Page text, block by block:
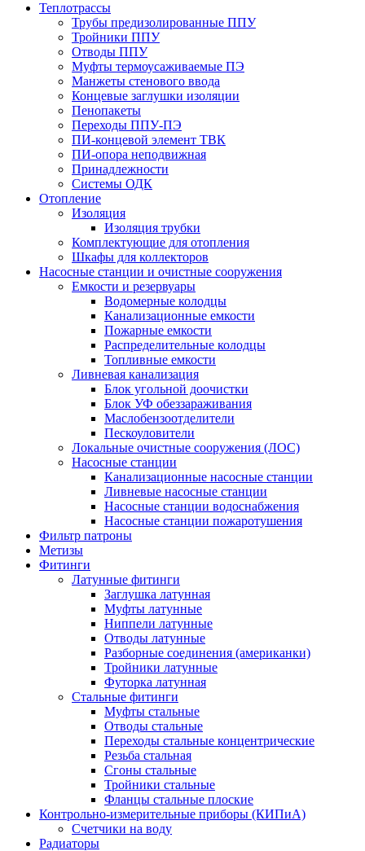
Теплотрассы
Трубы предизолированные ППУ
Тройники ППУ
Отводы ППУ
Муфты термоусаживаемые ПЭ
Манжеты стенового ввода
Концевые заглушки изоляции
Пенопакеты
Переходы ППУ-ПЭ
ПИ-концевой элемент ТВК
ПИ-опора неподвижная
Принадлежности
Системы ОДК
Отопление
Изоляция
Изоляция трубки
Комплектующие для отопления
Шкафы для коллекторов
Насосные станции и очистные сооружения
Емкости и резервуары
Водомерные колодцы
Канализационные емкости
Пожарные емкости
Распределительные колодцы
Топливные емкости
Ливневая канализация
Блок угольной доочистки
Блок УФ обеззараживания
Маслобензоотделители
Пескоуловители
Локальные очистные сооружения (ЛОС)
Насосные станции
Канализационные насосные станции
Ливневые насосные станции
Насосные станции водоснабжения
Насосные станции пожаротушения
Фильтр патроны
Метизы
Фитинги
Латунные фитинги
Заглушка латунная
Муфты латунные
Ниппели латунные
Отводы латунные
Разборные соединения (американки)
Тройники латунные
Футорка латунная
Стальные фитинги
Муфты стальные
Отводы стальные
Переходы стальные концентрические
Резьба стальная
Сгоны стальные
Тройники стальные
Фланцы стальные плоские
Контрольно-измерительные приборы (КИПиА)
Счетчики на воду
Радиаторы